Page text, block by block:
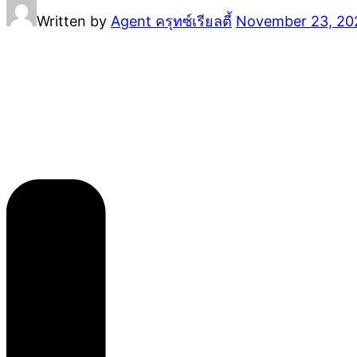
Written by Agent ครุทซ์เรียลตี้ November 23,